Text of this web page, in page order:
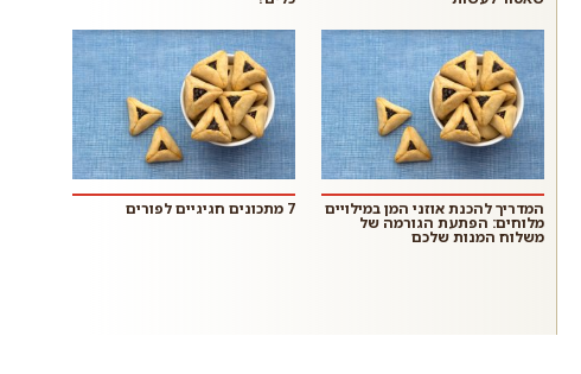
המדריך להכנת אוזני המן במילויים
מלוחים: הפתעת הגורמה של
משלוח המנות שלכם
7 מתכונים חגיגיים לפורים